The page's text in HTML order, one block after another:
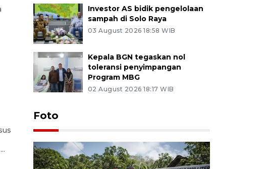
Investor AS bidik pengelolaan
sampah di Solo Raya
03 August 2026 18:58 WIB
Kepala BGN tegaskan nol
toleransi penyimpangan
Program MBG
02 August 2026 18:17 WIB
Foto